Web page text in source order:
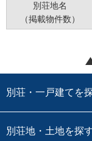
別荘地名
（掲載物件数）
別荘・一戸建てを
別荘地・土地を探